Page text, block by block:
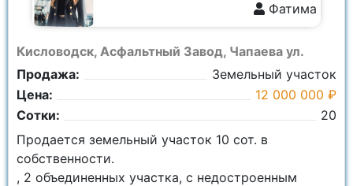
Кисловодск, Асфальтный Завод, Чапаева ул.
Продажа:
Земельный участок
Цена:
12 000 000 ₽
Сотки:
20
Фатима
Продается земельный участок 10 сот. в
собственности.
, 2 объединенных участка, с недостроенным